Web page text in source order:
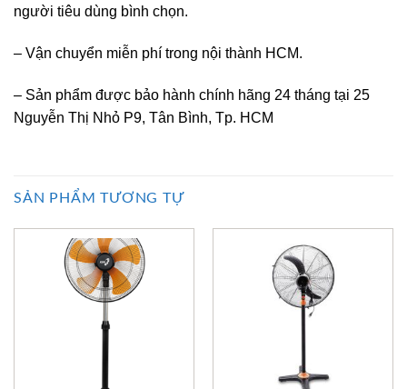
người tiêu dùng bình chọn.
– Vận chuyển miễn phí trong nội thành HCM.
– Sản phẩm được bảo hành chính hãng 24 tháng tại 25
Nguyễn Thị Nhỏ P9, Tân Bình, Tp. HCM
SẢN PHẨM TƯƠNG TỰ